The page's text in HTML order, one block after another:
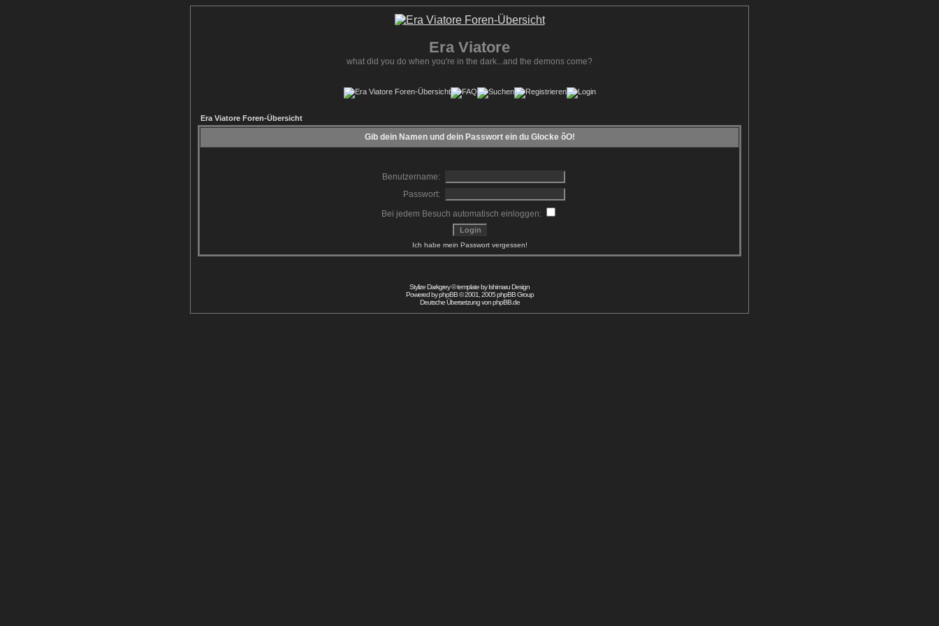
Era Viatore
what did you do when you're in the dark...and the demons come?
Era Viatore Foren-Übersicht
Gib dein Namen und dein Passwort ein du Glocke ôO!
Benutzername:
Passwort:
Bei jedem Besuch automatisch einloggen:
Ich habe mein Passwort vergessen!
Stylize Darkgrey © template byIshimaru Design
Powered byphpBB© 2001, 2005 phpBB Group
Deutsche Übersetzung vonphpBB.de